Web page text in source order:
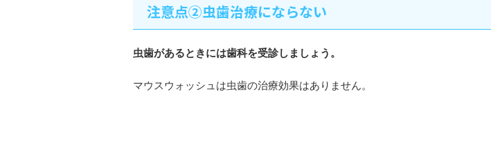
注意点②虫歯治療にならない
虫歯があるときには歯科を受診しましょう。
マウスウォッシュは虫歯の治療効果はありません。